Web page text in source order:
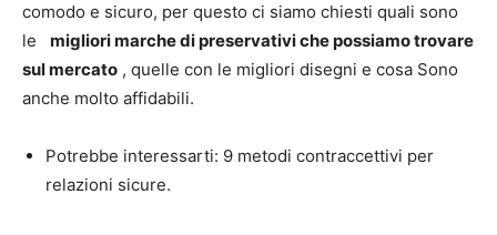
comodo e sicuro, per questo ci siamo chiesti quali sono
le migliori marche di preservativi che possiamo trovare
sul mercato , quelle con le migliori disegni e cosa Sono
anche molto affidabili.
Potrebbe interessarti: 9 metodi contraccettivi per
relazioni sicure.